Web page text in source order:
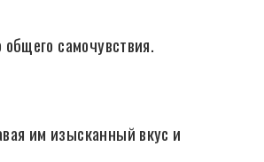
самочувствия.
им изысканный вкус и